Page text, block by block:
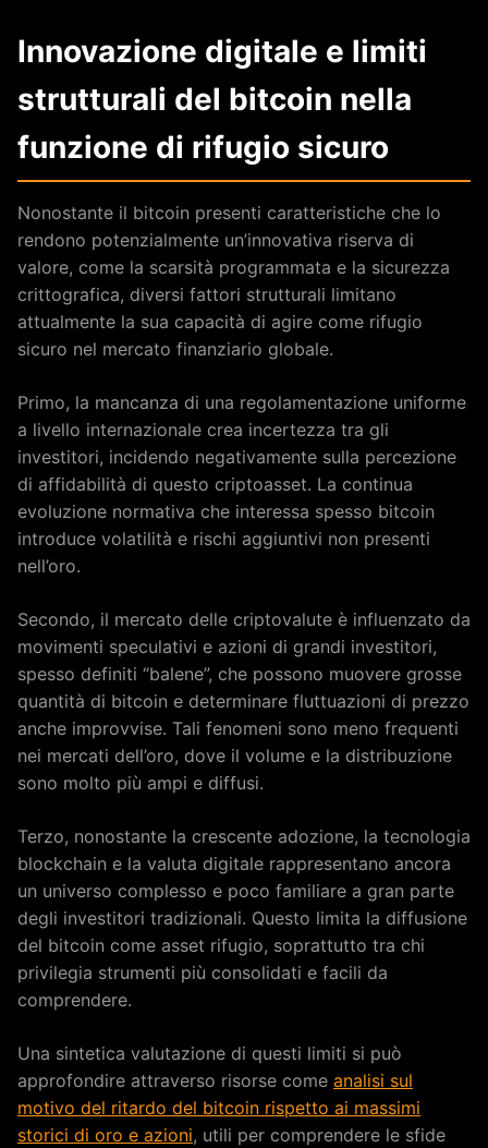
Innovazione digitale e limiti
strutturali del bitcoin nella
funzione di rifugio sicuro
Nonostante il bitcoin presenti caratteristiche che lo
rendono potenzialmente un’innovativa riserva di
valore, come la scarsità programmata e la sicurezza
crittografica, diversi fattori strutturali limitano
attualmente la sua capacità di agire come rifugio
sicuro nel mercato finanziario globale.
Primo, la mancanza di una regolamentazione uniforme
a livello internazionale crea incertezza tra gli
investitori, incidendo negativamente sulla percezione
di affidabilità di questo criptoasset. La continua
evoluzione normativa che interessa spesso bitcoin
introduce volatilità e rischi aggiuntivi non presenti
nell’oro.
Secondo, il mercato delle criptovalute è influenzato da
movimenti speculativi e azioni di grandi investitori,
spesso definiti “balene”, che possono muovere grosse
quantità di bitcoin e determinare fluttuazioni di prezzo
anche improvvise. Tali fenomeni sono meno frequenti
nei mercati dell’oro, dove il volume e la distribuzione
sono molto più ampi e diffusi.
Terzo, nonostante la crescente adozione, la tecnologia
blockchain e la valuta digitale rappresentano ancora
un universo complesso e poco familiare a gran parte
degli investitori tradizionali. Questo limita la diffusione
del bitcoin come asset rifugio, soprattutto tra chi
privilegia strumenti più consolidati e facili da
comprendere.
Una sintetica valutazione di questi limiti si può
approfondire attraverso risorse come analisi sul
motivo del ritardo del bitcoin rispetto ai massimi
storici di oro e azioni, utili per comprendere le sfide